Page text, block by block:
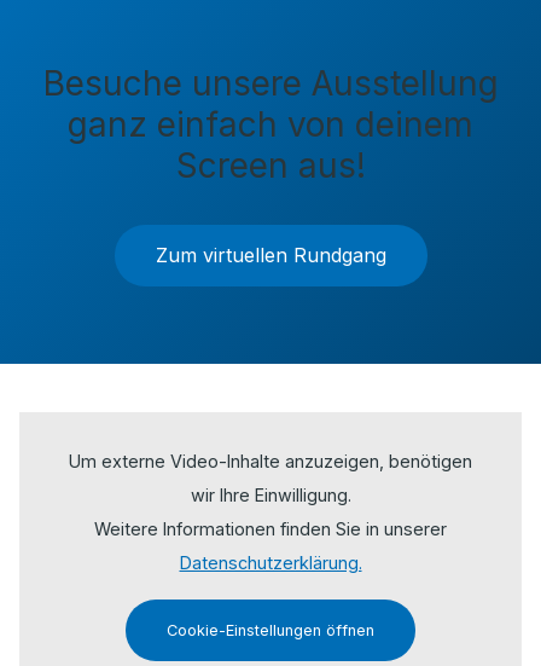
Besuche unsere Ausstellung
ganz einfach von deinem
Screen aus!
Zum virtuellen Rundgang
Um externe Video-Inhalte anzuzeigen, benötigen
wir Ihre Einwilligung.
Weitere Informationen finden Sie in unserer
Datenschutzerklärung.
Cookie-Einstellungen öffnen